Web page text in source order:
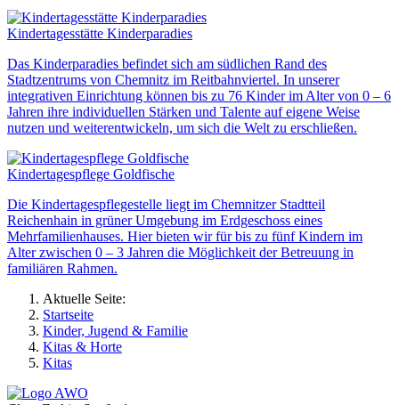
Kindertagesstätte Kinderparadies
Das Kinderparadies befindet sich am südlichen Rand des
Stadtzentrums von Chemnitz im Reitbahnviertel. In unserer
integrativen Einrichtung können bis zu 76 Kinder im Alter von 0 – 6
Jahren ihre individuellen Stärken und Talente auf eigene Weise
nutzen und weiterentwickeln, um sich die Welt zu erschließen.
Kindertagespflege Goldfische
Die Kindertagespflegestelle liegt im Chemnitzer Stadtteil
Reichenhain in grüner Umgebung im Erdgeschoss eines
Mehrfamilienhauses. Hier bieten wir für bis zu fünf Kindern im
Alter zwischen 0 – 3 Jahren die Möglichkeit der Betreuung in
familiären Rahmen.
Aktuelle Seite:
Startseite
Kinder, Jugend & Familie
Kitas & Horte
Kitas